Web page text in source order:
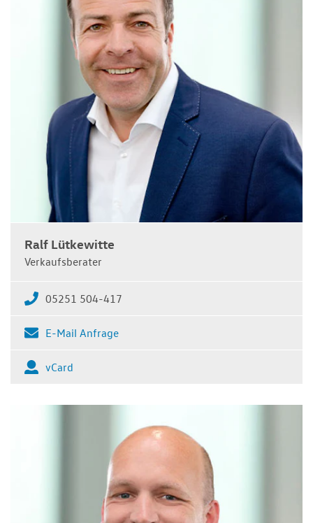
Ralf Lütkewitte
Verkaufsberater
05251 504-417
E-Mail Anfrage
vCard